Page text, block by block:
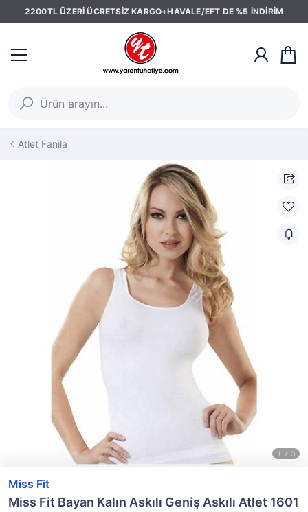
2200TL ÜZERİ ÜCRETSİZ KARGO+HAVALE/EFT DE %5 İNDİRİM
Atlet Fanila
Miss Fit
Miss Fit Bayan Kalın Askılı Geniş Askılı Atlet 1601